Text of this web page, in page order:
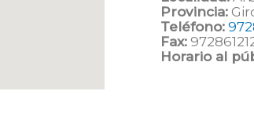
Provincia:
Teléfono:
Fax:
Horario al